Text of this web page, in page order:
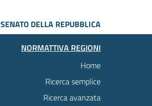
SENATO DELLA REPUBBLICA
NORMATTIVA REGIONI
Home
Ricerca semplice
Ricerca avanzata